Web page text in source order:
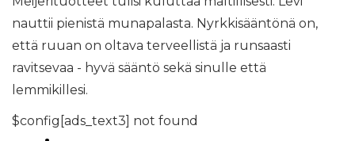
nauttii pienistä munapalasta. Nyrkkisääntönä on,
että ruuan on oltava terveellistä ja runsaasti
ravitsevaa - hyvä sääntö sekä sinulle että
lemmikillesi.
$config[ads_text3] not found